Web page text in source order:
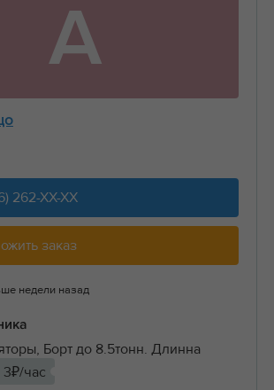
А
262-XX-XX
заказ
недели назад
Борт до 8.5тонн. Длинна
3₽/час